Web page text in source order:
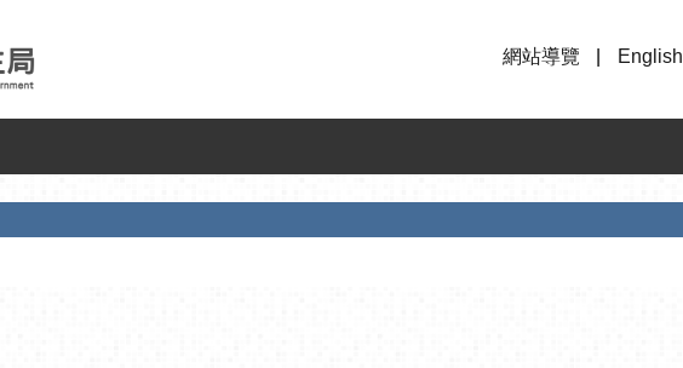
網站導覽
English